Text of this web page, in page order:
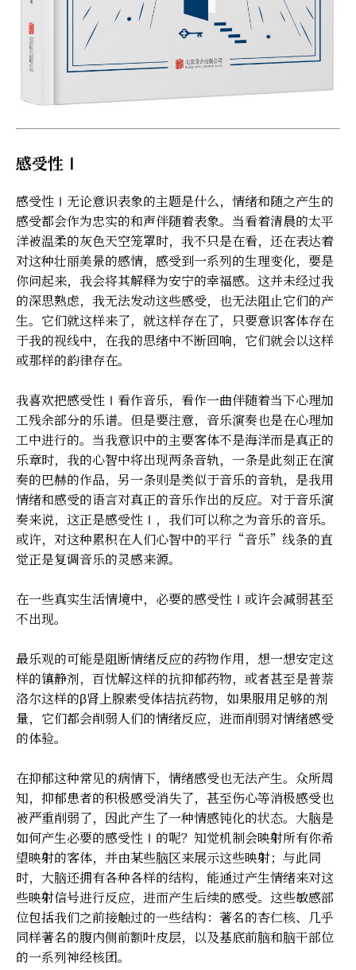
感受性Ⅰ
感受性Ⅰ无论意识表象的主题是什么，情绪和随之产生的
感受都会作为忠实的和声伴随着表象。当看着清晨的太平
洋被温柔的灰色天空笼罩时，我不只是在看，还在表达着
对这种壮丽美景的感情，感受到一系列的生理变化，要是
你问起来，我会将其解释为安宁的幸福感。这并未经过我
的深思熟虑，我无法发动这些感受，也无法阻止它们的产
生。它们就这样来了，就这样存在了，只要意识客体存在
于我的视线中，在我的思绪中不断回响，它们就会以这样
或那样的韵律存在。
我喜欢把感受性Ⅰ看作音乐，看作一曲伴随着当下心理加
工残余部分的乐谱。但是要注意，音乐演奏也是在心理加
工中进行的。当我意识中的主要客体不是海洋而是真正的
乐章时，我的心智中将出现两条音轨，一条是此刻正在演
奏的巴赫的作品，另一条则是类似于音乐的音轨，是我用
情绪和感受的语言对真正的音乐作出的反应。对于音乐演
奏来说，这正是感受性Ⅰ，我们可以称之为音乐的音乐。
或许，对这种累积在人们心智中的平行“音乐”线条的直
觉正是复调音乐的灵感来源。
在一些真实生活情境中，必要的感受性Ⅰ或许会减弱甚至
不出现。
最乐观的可能是阻断情绪反应的药物作用，想一想安定这
样的镇静剂，百忧解这样的抗抑郁药物，或者甚至是普萘
洛尔这样的β肾上腺素受体拮抗药物，如果服用足够的剂
量，它们都会削弱人们的情绪反应，进而削弱对情绪感受
的体验。
在抑郁这种常见的病情下，情绪感受也无法产生。众所周
知，抑郁患者的积极感受消失了，甚至伤心等消极感受也
被严重削弱了，因此产生了一种情感钝化的状态。大脑是
如何产生必要的感受性Ⅰ的呢？知觉机制会映射所有你希
望映射的客体，并由某些脑区来展示这些映射；与此同
时，大脑还拥有各种各样的结构，能通过产生情绪来对这
些映射信号进行反应，进而产生后续的感受。这些敏感部
位包括我们之前接触过的一些结构：著名的杏仁核、几乎
同样著名的腹内侧前额叶皮层，以及基底前脑和脑干部位
的一系列神经核团。